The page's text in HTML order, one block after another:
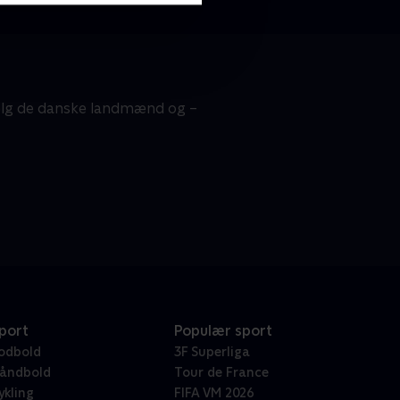
de danske landmænd og –
Populær sport
3F Superliga
Tour de France
FIFA VM 2026